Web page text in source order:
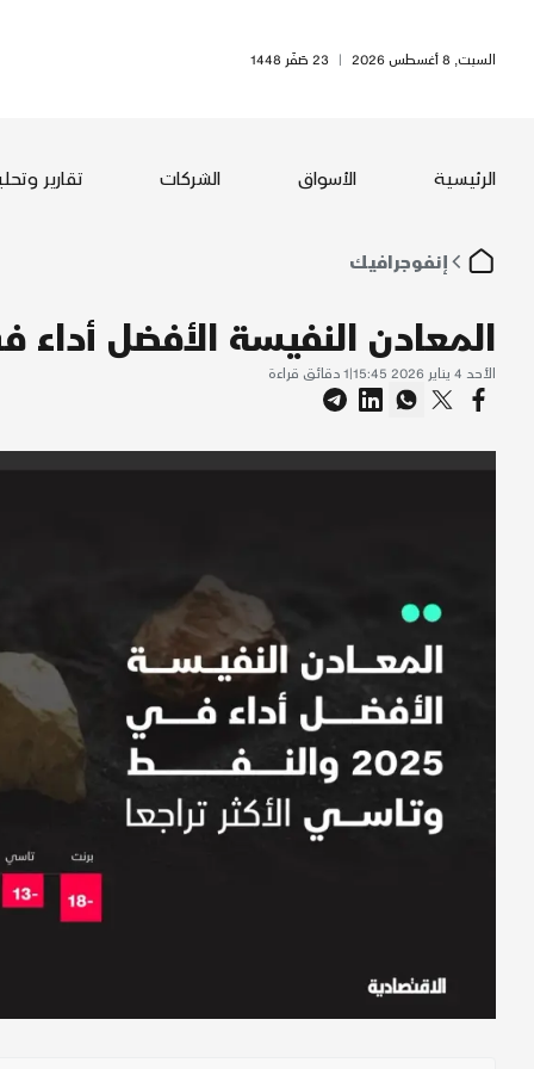
السبت, 8 أغسطس 2026 | 23 صَفَر 1448
الرئيسية الأسواق الشركات تقارير
إنفوجرافيك
المعادن النفيسة الأفضل أداء في
الأحد 4 يناير 2026 15:45 |
1 دقائق قراءة